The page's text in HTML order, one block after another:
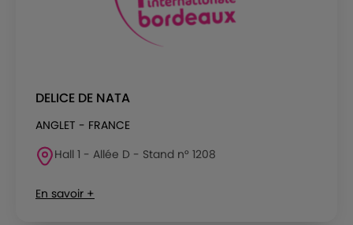
DELICE DE NATA
ANGLET - FRANCE
Hall 1 - Allée D - Stand n° 1208
En savoir +